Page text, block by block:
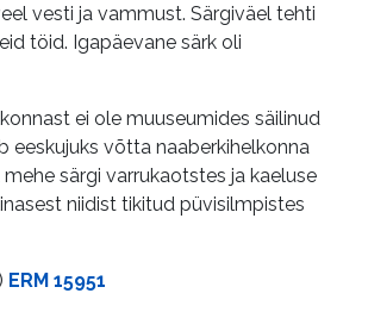
vesti ja vammust. Särgiväel tehti
töid. Igapäevane särk oli
ei ole muuseumides säilinud
eeskujuks võtta naaberkihelkonna
mehe särgi varrukaotstes ja kaeluse
niidist tikitud püvisilmpistes
ERM 15951